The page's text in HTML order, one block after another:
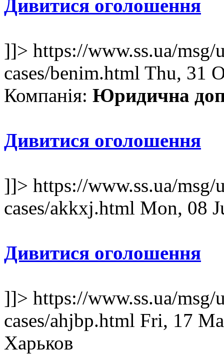
Дивитися оголошення
]]> https://www.ss.ua/
cases/benim.html Thu, 31
Компанія: Юридична
Дивитися оголошення
]]> https://www.ss.ua/
cases/akkxj.html Mon, 08
Дивитися оголошення
]]> https://www.ss.ua/
cases/ahjbp.html Fri, 17
Харьков